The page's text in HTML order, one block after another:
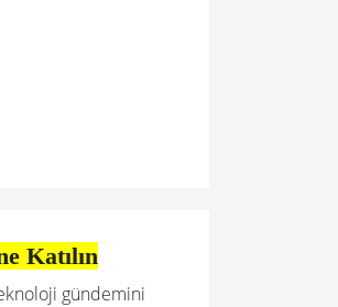
Katılın
gündemini